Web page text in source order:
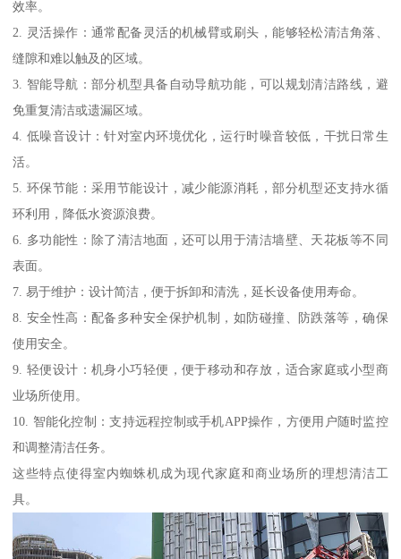
效率。
2. 灵活操作：通常配备灵活的机械臂或刷头，能够轻松清洁角落、
缝隙和难以触及的区域。
3. 智能导航：部分机型具备自动导航功能，可以规划清洁路线，避
免重复清洁或遗漏区域。
4. 低噪音设计：针对室内环境优化，运行时噪音较低，干扰日常生
活。
5. 环保节能：采用节能设计，减少能源消耗，部分机型还支持水循
环利用，降低水资源浪费。
6. 多功能性：除了清洁地面，还可以用于清洁墙壁、天花板等不同
表面。
7. 易于维护：设计简洁，便于拆卸和清洗，延长设备使用寿命。
8. 安全性高：配备多种安全保护机制，如防碰撞、防跌落等，确保
使用安全。
9. 轻便设计：机身小巧轻便，便于移动和存放，适合家庭或小型商
业场所使用。
10. 智能化控制：支持远程控制或手机APP操作，方便用户随时监控
和调整清洁任务。
这些特点使得室内蜘蛛机成为现代家庭和商业场所的理想清洁工
具。